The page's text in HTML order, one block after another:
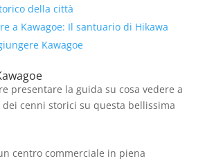
della città
a Kawagoe: Il santuario di Hikawa
Kawagoe
presentare la guida su cosa vedere a
dei cenni storici su questa bellissima
centro commerciale in piena